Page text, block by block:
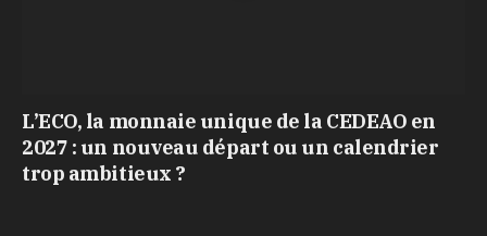
L’ECO, la monnaie unique de la CEDEAO en
2027 : un nouveau départ ou un calendrier
trop ambitieux ?